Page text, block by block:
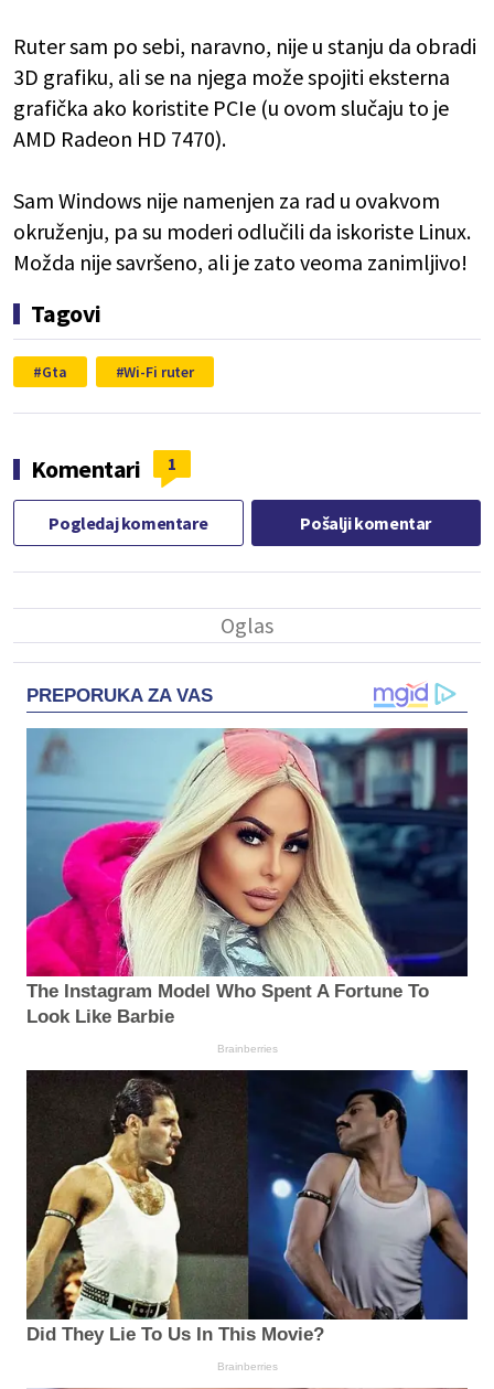
Ruter sam po sebi, naravno, nije u stanju da obradi
3D grafiku, ali se na njega može spojiti eksterna
grafička ako koristite PCIe (u ovom slučaju to je
AMD Radeon HD 7470).
Sam Windows nije namenjen za rad u ovakvom
okruženju, pa su moderi odlučili da iskoriste Linux.
Možda nije savršeno, ali je zato veoma zanimljivo!
Tagovi
Gta Wi-Fi ruter
Komentari 1
Pogledaj komentare Pošalji komentar
PREPORUKA ZA VAS
The Instagram Model Who Spent A Fortune To
Look Like Barbie
Brainberries
Did They Lie To Us In This Movie?
Brainberries